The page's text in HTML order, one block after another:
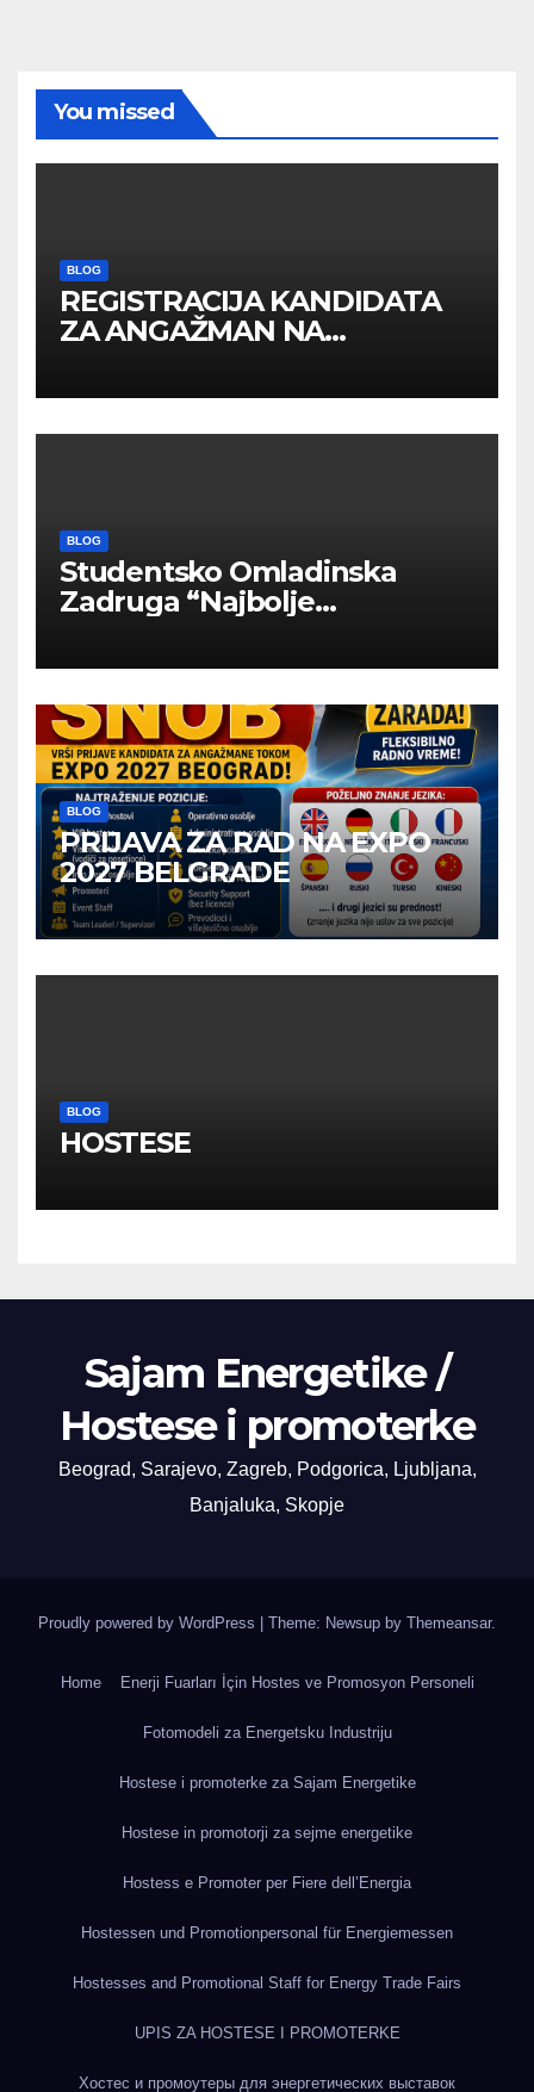
You missed
BLOG
REGISTRACIJA KANDIDATA
ZA ANGAŽMAN NA
BLOG
Studentsko Omladinska
Zadruga “Najbolje
BLOG
PRIJAVA ZA RAD NA EXPO
2027 BELGRADE
BLOG
HOSTESE
Sajam Energetike /
Hostese i promoterke
Beograd, Sarajevo, Zagreb, Podgorica, Ljubljana,
Banjaluka, Skopje
Proudly powered by WordPress | Theme: Newsup by Themeansar.
Home Enerji Fuarları İçin Hostes ve Promosyon Personeli
Fotomodeli za Energetsku Industriju
Hostese i promoterke za Sajam Energetike
Hostese in promotorji za sejme energetike
Hostess e Promoter per Fiere dell’Energia
Hostessen und Promotionpersonal für Energiemessen
Hostesses and Promotional Staff for Energy Trade Fairs
UPIS ZA HOSTESE I PROMOTERKE
Хостес и промоутеры для энергетических выставок